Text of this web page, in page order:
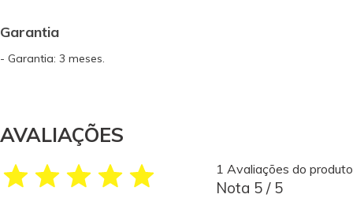
Garantia
- Garantia: 3 meses.
AVALIAÇÕES
1 Avaliações do produto
Nota 5 / 5